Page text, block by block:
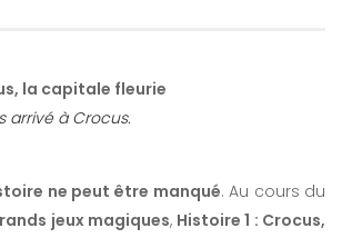
la capitale fleurie
arrivé à Crocus.
ne peut être manqué. Au cours du
jeux magiques, Histoire 1 : Crocus,